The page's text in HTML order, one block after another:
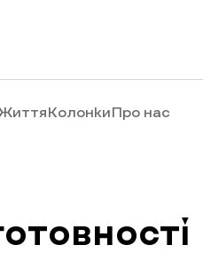
КолонкиПро нас